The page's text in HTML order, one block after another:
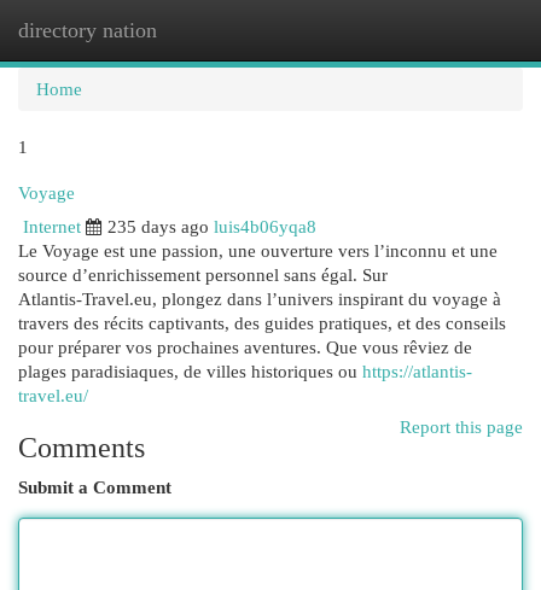
directory nation
Home
1
Voyage
Internet
235 days ago luis4b06yqa8
Le Voyage est une passion, une ouverture vers l’inconnu et une
source d’enrichissement personnel sans égal. Sur
Atlantis‑Travel.eu, plongez dans l’univers inspirant du voyage à
travers des récits captivants, des guides pratiques, et des conseils
pour préparer vos prochaines aventures. Que vous rêviez de
plages paradisiaques, de villes historiques ou https://atlantis-
travel.eu/
Report this page
Comments
Submit a Comment